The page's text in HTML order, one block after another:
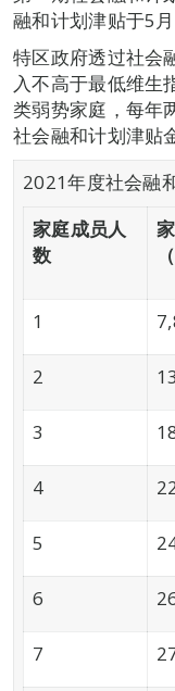
融和计划津贴于5
特区政府透过社会
入不高于最低维生
类弱势家庭，每年
社会融和计划津贴
2021年度社会融
家庭成员人
数
家
（
1
2
3
4
5
6
7